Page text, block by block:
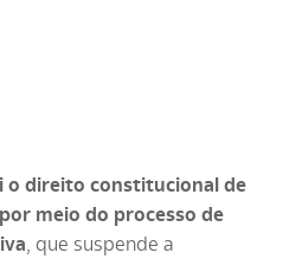
o direito constitucional de
meio do processo de
, que suspende a